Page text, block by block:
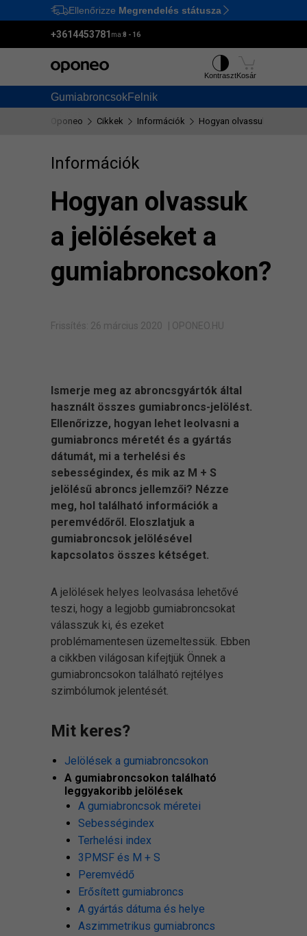
Ctrl M
Ellenőrizze Megrendelés státusza
+3614453781 ma:8 - 16
GumiabroncsokFelnik
KontrasztKosár
Oponeo Cikkek Információk Hogyan olvassuk a
Információk
Hogyan olvassuk
a jelöléseket a
gumiabroncsokon?
Frissítés: 26 március 2020 | OPONEO.HU
Ismerje meg az abroncsgyártók által
használt összes gumiabroncs-jelölést.
Ellenőrizze, hogyan lehet leolvasni a
gumiabroncs méretét és a gyártás
dátumát, mi a terhelési és
sebességindex, és mik az M + S
jelölésű abroncs jellemzői? Nézze
meg, hol található információk a
peremvédőről. Eloszlatjuk a
gumiabroncsok jelölésével
kapcsolatos összes kétséget.
A jelölések helyes leolvasása lehetővé
teszi, hogy a legjobb gumiabroncsokat
válasszuk ki, és ezeket
problémamentesen üzemeltessük. Ebben
a cikkben világosan kifejtjük Önnek a
gumiabroncsokon található rejtélyes
szimbólumok jelentését.
Mit keres?
Jelölések a gumiabroncsokon
A gumiabroncsokon található
leggyakoribb jelölések
A gumiabroncsok méretei
Sebességindex
Terhelési index
3PMSF és M + S
Peremvédő
Erősített gumiabroncs
A gyártás dátuma és helye
Aszimmetrikus gumiabroncs